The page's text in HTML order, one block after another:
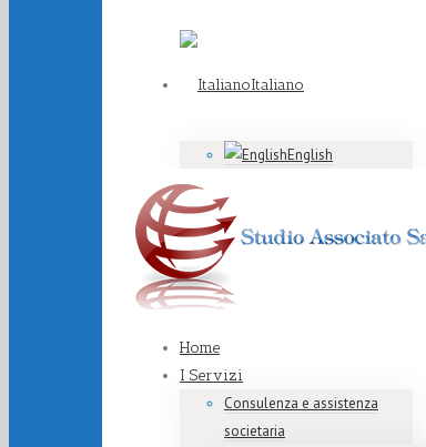
Italiano
English
Home
I Servizi
Consulenza e assistenza
societaria